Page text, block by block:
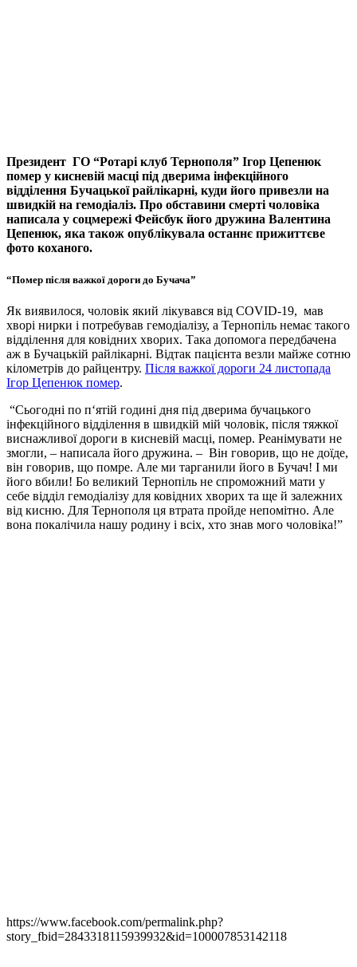
Президент ГО “Ротарі клуб Тернополя” Ігор Цепенюк
помер у кисневій масці під дверима інфекційного
відділення Бучацької райлікарні, куди його привезли на
швидкій на гемодіаліз. Про обставини смерті чоловіка
написала у соцмережі Фейсбук його дружина Валентина
Цепенюк, яка також опублікувала останнє прижиттєве
фото коханого.
“Помер після важкої дороги до Бучача”
Як виявилося, чоловік який лікувався від СOVID-19, мав
хворі нирки і потребував гемодіалізу, а Тернопіль немає такого
відділення для ковідних хворих. Така допомога передбачена
аж в Бучацькій райлікарні. Відтак пацієнта везли майже сотню
кілометрів до райцентру. Після важкої дороги 24 листопада
Ігор Цепенюк помер.
“Сьогодні по п‘ятій годині дня під дверима бучацького
інфекційного відділення в швидкій мій чоловік, після тяжкої
виснажливої дороги в кисневій масці, помер. Реанімувати не
змогли, – написала його дружина. – Він говорив, що не доїде,
він говорив, що помре. Але ми тарганили його в Бучач! І ми
його вбили! Бо великий Тернопіль не спроможний мати у
себе відділ гемодіалізу для ковідних хворих та ще й залежних
від кисню. Для Тернополя ця втрата пройде непомітно. Але
вона покалічила нашу родину і всіх, хто знав мого чоловіка!”
https://www.facebook.com/permalink.php?
story_fbid=2843318115939932&id=100007853142118